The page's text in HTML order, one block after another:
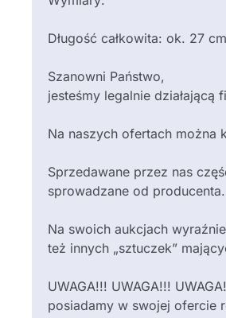
Długość całkowita: ok. 27 cm
Szanowni Państwo,
jesteśmy legalnie
Na naszych ofertach można
Sprzedawane przez nas
sprowadzane od producenta.
Na swoich aukcjach
też innych „sztuczek”
UWAGA!!! UWAGA!!!
posiadamy w swojej ofercie